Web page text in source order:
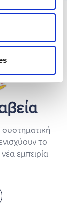
συστηματική
το
εμπειρία